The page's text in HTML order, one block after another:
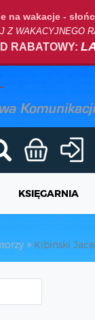
na wakacje -
Z WAKACYJNEGO
RABATOWY:
KSIĘGARNIA
Kibiński